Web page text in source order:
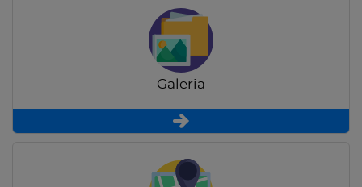
Galeria